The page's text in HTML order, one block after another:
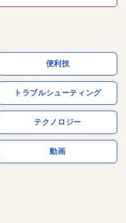
便利技
トラブルシューティング
テクノロジー
動画